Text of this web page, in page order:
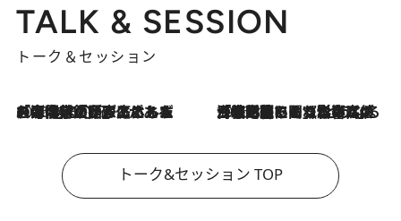
TALK & SESSION
トーク＆セッション
2026.8.3
「今後値上げがあるとすれば…」「リスクがあるのは今年の冬」エネルギー専門家が語る、ホルムズ海峡封鎖が家庭にもたらす“ある心配” 2026.8.3
「住宅建てられない…」「サーチャージ料の高値が続いている」ホルムズ海峡封鎖による影響はいつまで続く？《エネルギー専門家に聞く“どうなる日本の暮らし”》
トーク&セッション TOP